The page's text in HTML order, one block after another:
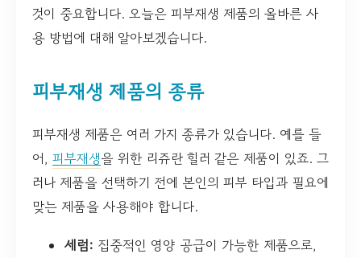
것이 중요합니다. 오늘은 피부재생 제품의 올바른 사
용 방법에 대해 알아보겠습니다.
피부재생 제품의 종류
피부재생 제품은 여러 가지 종류가 있습니다. 예를 들
어, 피부재생을 위한 리쥬란 힐러 같은 제품이 있죠. 그
러나 제품을 선택하기 전에 본인의 피부 타입과 필요에
맞는 제품을 사용해야 합니다.
세럼: 집중적인 영양 공급이 가능한 제품으로,